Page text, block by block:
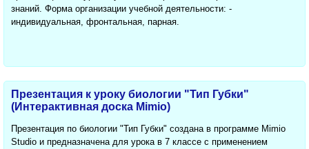
знаний. Форма организации учебной деятельности: -
индивидуальная, фронтальная, парная.
Презентация к уроку биологии "Тип Губки"
(Интерактивная доска Mimio)
Презентация по биологии "Тип Губки" создана в программе Mimio
Studio и предназначена для урока в 7 классе с применением